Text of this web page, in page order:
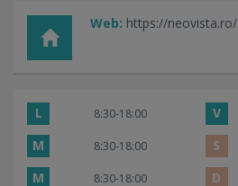
Web: https://neovista.ro/
L 8:30-18:00 V
M 8:30-18:00 S
M 8:30-18:00 D